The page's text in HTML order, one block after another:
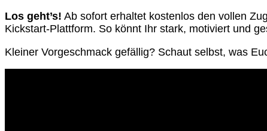
Los geht’s! Ab sofort erhaltet kostenlos den vollen
Kickstart-Plattform. So könnt Ihr stark, motiviert und
Kleiner Vorgeschmack gefällig? Schaut selbst, was